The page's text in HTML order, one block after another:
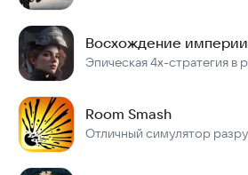
Восхождение империи
Room Smash